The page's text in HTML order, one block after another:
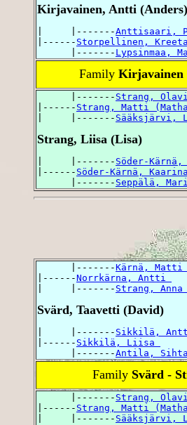
Kirjavainen, Antti (Anders)
|     |-------Anttisaari,
|------ Storpellinen,
      |-------
Lypsinmaa,
Family Kirjavainen
      |-------
Strang,
|------ Strang, Matti
|     |------- Sääksjärvi,
Strang, Liisa (Lisa)
|     |------- Söder-Kärnä,
|------ Söder-Kärnä,
      |-------
Seppälä,
      |-------
Kärnä, Matti
|------Norrkärna, Antti
|     |------- Strang, Anna
Svärd, Taavetti (David)
|     |------- Sikkilä,
|------ Sikkilä, Liisa
      |-------
Antila,
Family Svärd -
      |-------
Strang,
|------ Strang, Matti
|     |------- Sääksjärvi,